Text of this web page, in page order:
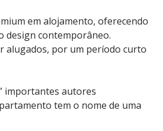
em alojamento, oferecendo
design contemporâneo.
alugados, por um período curto
importantes autores
tem o nome de uma